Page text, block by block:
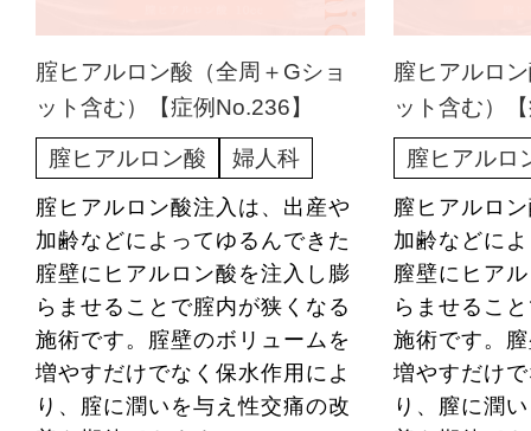
腟ヒアルロン酸（全周＋Gショ
ット含む）【症例No.236】
膣ヒアルロン酸 婦人科
腟ヒアルロン酸注入は、出産や
加齢などによってゆるんできた
腟壁にヒアルロン酸を注入し膨
らませることで腟内が狭くなる
施術です。腟壁のボリュームを
増やすだけでなく保水作用によ
り、腟に潤いを与え性交痛の改
膣ヒアルロ
ット含む）
膣ヒアルロ
膣ヒアルロ
加齢などに
膣壁にヒア
らませるこ
施術です。
増やすだけ
り、膣に潤